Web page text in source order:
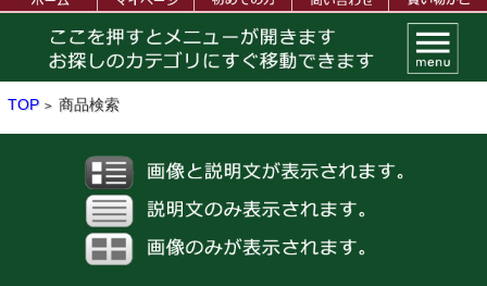
TOP > 商品検索